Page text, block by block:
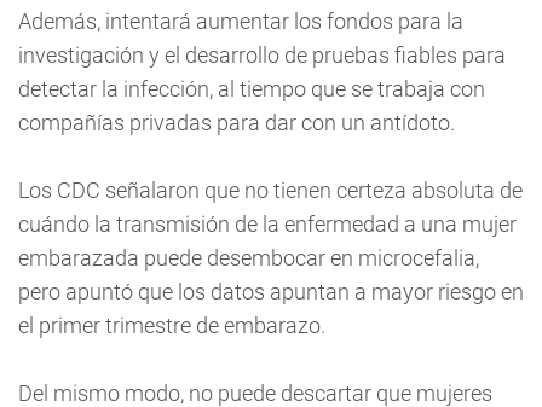
Además, intentará aumentar los fondos para la
investigación y el desarrollo de pruebas fiables para
detectar la infección, al tiempo que se trabaja con
compañías privadas para dar con un antídoto.
Los CDC señalaron que no tienen certeza absoluta de
cuándo la transmisión de la enfermedad a una mujer
embarazada puede desembocar en microcefalia,
pero apuntó que los datos apuntan a mayor riesgo en
el primer trimestre de embarazo.
Del mismo modo, no puede descartar que mujeres